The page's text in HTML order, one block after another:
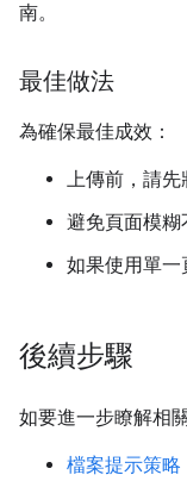
南。
最佳做法
為確保最佳成效：
上傳前，請先
避免頁面模糊
如果使用單一
後續步驟
如要進一步瞭解相
檔案提示策略